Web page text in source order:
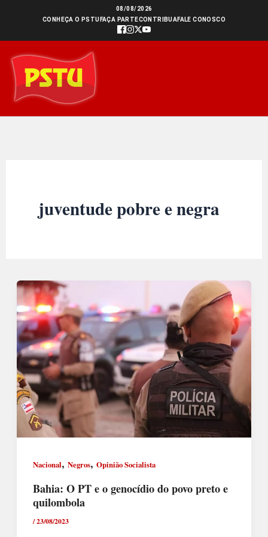
conteúdo
08/08/2026
CONHEÇA O PSTU FAÇA PARTECONTRIBUAFALE CONOSCO
juventude pobre e negra
Nacional, Negros, Opinião Socialista
Bahia: O PT e o genocídio do povo preto e
quilombola
/23/08/2023